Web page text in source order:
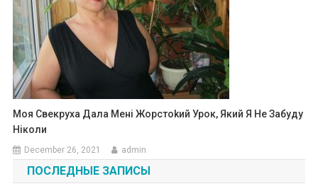
Моя Свекруха Дала Мені Жорстоkий Урок, Який Я Не Забуду
Ніколи
December 26, 2021 admin
ПОСЛЕДНЫЕ ЗАПИСЫ